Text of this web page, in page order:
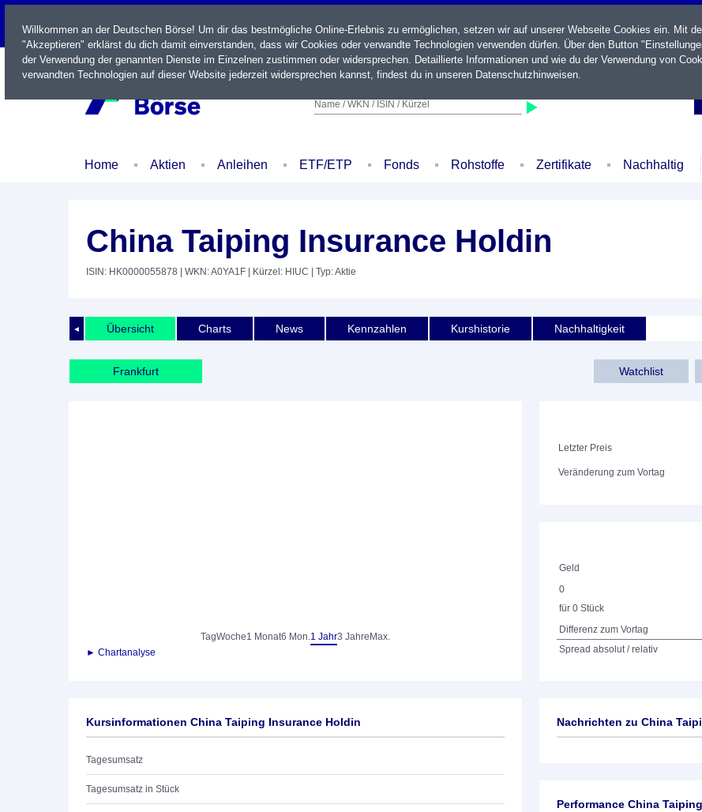
LIVE
Name / WKN / ISIN / Kürzel
Home Aktien Anleihen ETF/ETP Fonds Rohstoffe Zertifikate Nachhaltig
China Taiping Insurance Holdin
ISIN: HK0000055878 | WKN: A0YA1F | Kürzel: HIUC | Typ: Aktie
◄ Übersicht Charts News Kennzahlen Kurshistorie Nachhaltigkeit
Frankfurt Watchlist
TagWoche1 Monat6 Mon.1 Jahr3 Jahre Max.
► Chartanalyse
Letzter Preis
Veränderung zum Vortag
Geld
0
für 0 Stück
Differenz zum Vortag
Spread absolut / relativ
Kursinformationen China Taiping Insurance Holdin
Tagesumsatz
Tagesumsatz in Stück
Nachrichten zu China
Performance China
Willkommen an der Deutschen Börse! Um dir das bestmögliche Online-Erlebnis zu ermöglichen, setzen wir auf unserer Webseite Cookies ein. Mit
"Akzeptieren" erklärst du dich damit einverstanden, dass wir Cookies oder verwandte Technologien verwenden dürfen. Über den Button
der Verwendung der genannten Dienste im Einzelnen zustimmen oder widersprechen. Detaillierte Informationen und wie du der Verwendung von
verwandten Technologien auf dieser Website jederzeit widersprechen kannst, findest du in unseren Datenschutzhinweisen.